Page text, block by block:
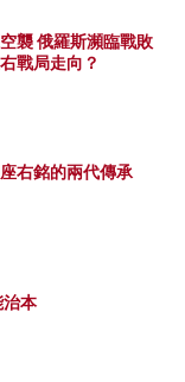
襲 俄羅斯瀕臨戰敗
戰局走向？
右銘的兩代傳承
治本